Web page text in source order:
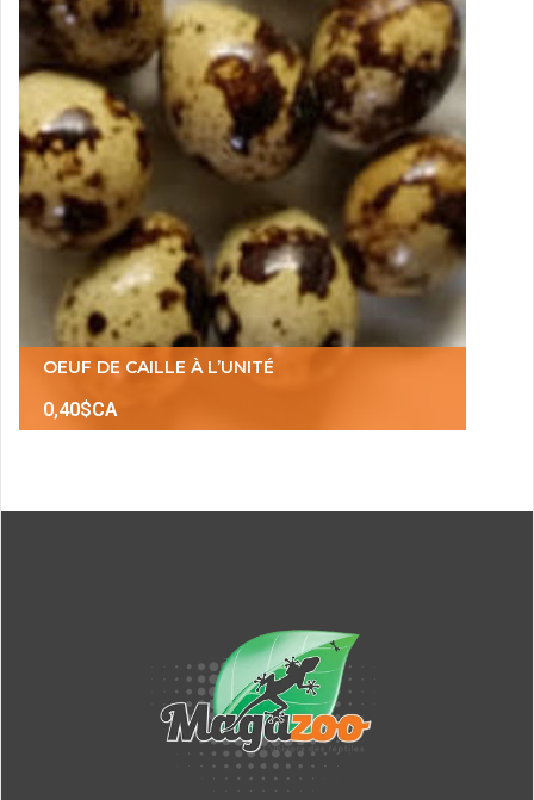
OEUF DE CAILLE À L’UNITÉ
0,40$CA